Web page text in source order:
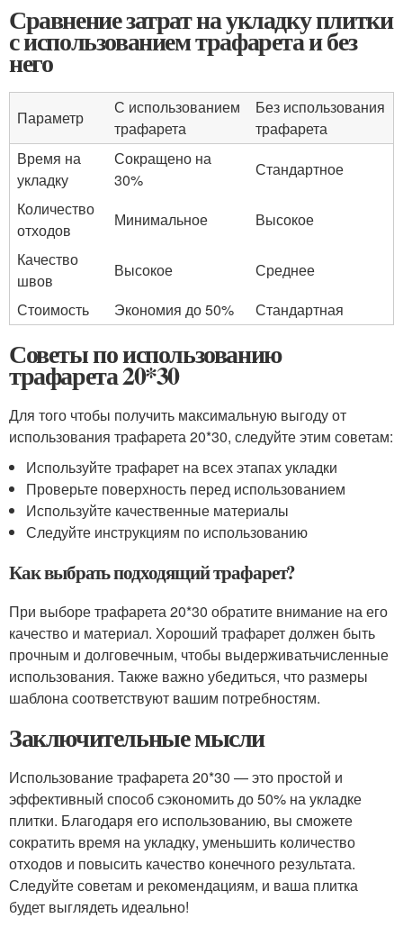
Сравнение затрат на укладку плитки
с использованием трафарета и без
него
Параметр
С использованием
трафарета
Без использования
трафарета
Время на
укладку
Сокращено на
30%
Стандартное
Количество
отходов
Минимальное
Высокое
Качество
швов
Высокое
Среднее
Стоимость
Экономия до 50% Стандартная
Советы по использованию
трафарета 20*30
Для того чтобы получить максимальную выгоду от
использования трафарета 20*30, следуйте этим советам:
Используйте трафарет на всех этапах укладки
Проверьте поверхность перед использованием
Используйте качественные материалы
Следуйте инструкциям по использованию
Как выбрать подходящий трафарет?
При выборе трафарета 20*30 обратите внимание на его
качество и материал. Хороший трафарет должен быть
прочным и долговечным, чтобы выдерживатьчисленные
использования. Также важно убедиться, что размеры
шаблона соответствуют вашим потребностям.
Заключительные мысли
Использование трафарета 20*30 — это простой и
эффективный способ сэкономить до 50% на укладке
плитки. Благодаря его использованию, вы сможете
сократить время на укладку, уменьшить количество
отходов и повысить качество конечного результата.
Следуйте советам и рекомендациям, и ваша плитка
будет выглядеть идеально!